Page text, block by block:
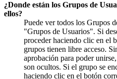
¿Donde están los Grupos de
ellos?
Puede ver todos los Grupos
"Grupos de Usuarios". Si
proceder haciendo clic en el
grupos tienen libre acceso.
aprobación para poder
son ocultos. Si el grupo se
haciendo clic en el botón